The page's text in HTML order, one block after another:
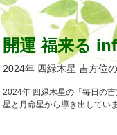
開運 福来る
2024年 四緑木星 吉方位
2024年 四緑木星の「毎日の
星と月命星から導き出してい